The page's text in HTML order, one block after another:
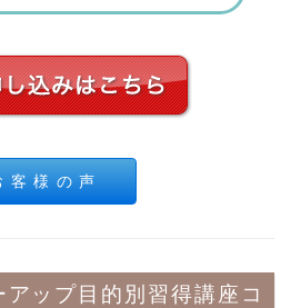
客 様 の 声
ップ目的別習得講座コ